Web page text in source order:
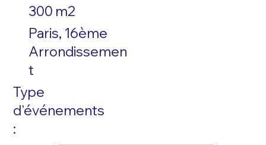
300 m2
Paris, 16ème
Arrondissemen
t
Type
d'événements
: